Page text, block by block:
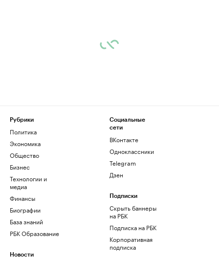
Рубрики
Политика
Экономика
Общество
Бизнес
Технологии и
медиа
Финансы
Биографии
База знаний
РБК Образование
Новости
Социальные
сети
ВКонтакте
Одноклассники
Telegram
Дзен
Подписки
Скрыть баннеры
на РБК
Подписка на РБК
Корпоративная
подписка